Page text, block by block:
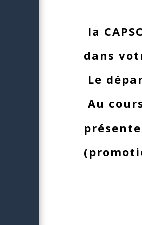
la
dans
Le
Au